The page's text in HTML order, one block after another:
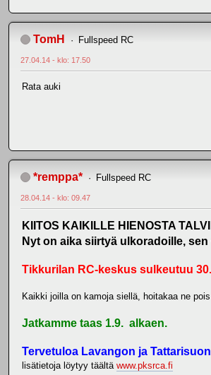
TomH Fullspeed RC
27.04.14 - klo: 17.50
Rata auki
*remppa* Fullspeed RC
28.04.14 - klo: 09.47
KIITOS KAIKILLE HIENOSTA
Nyt on aika siirtyä ulkoradoille,
Tikkurilan RC-keskus sulkeutuu
Kaikki joilla on kamoja siellä, hoitakaa ne
Jatkamme taas 1.9. alkaen.
Tervetuloa Lavangon ja
lisätietoja löytyy täältä www.pksrca.fi